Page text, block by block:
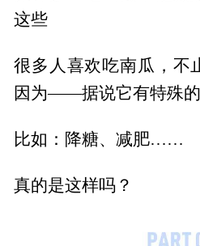
这些
很多人喜欢吃南瓜，不
因为——据说它有特殊的
比如：降糖、减肥……
真的是这样吗？